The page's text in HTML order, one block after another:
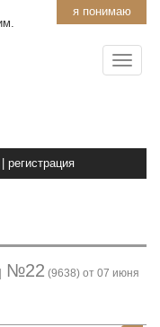
я понимаю
регистрация
№22 (9638) от 07 июня